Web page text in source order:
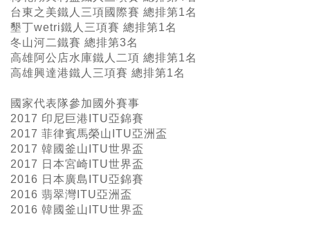
台東之美鐵人三項國際賽 總排第1名
墾丁wetri鐵人三項賽 總排第1名
冬山河二鐵賽 總排第3名
高雄阿公店水庫鐵人二項 總排第1名
高雄興達港鐵人三項賽 總排第1名
國家代表隊參加國外賽事
2017 印尼巨港ITU亞錦賽
2017 菲律賓馬榮山ITU亞洲盃
2017 韓國釜山ITU世界盃
2017 日本宮崎ITU世界盃
2016 日本廣島ITU亞錦賽
2016 翡翠灣ITU亞洲盃
2016 韓國釜山ITU世界盃